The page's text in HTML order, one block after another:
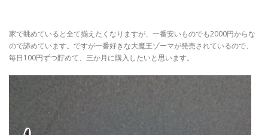
家で眺めていると全て揃えたくなりますが、一番安いものでも2000円からな
ので諦めています。ですが一番好きな大魔王ゾーマが発売されているので、
毎日100円ずつ貯めて、三か月に購入したいと思います。